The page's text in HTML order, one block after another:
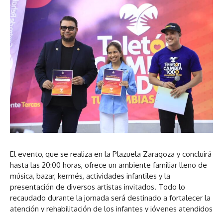
El evento, que se realiza en la Plazuela Zaragoza y concluirá
hasta las 20:00 horas, ofrece un ambiente familiar lleno de
música, bazar, kermés, actividades infantiles y la
presentación de diversos artistas invitados. Todo lo
recaudado durante la jornada será destinado a fortalecer la
atención y rehabilitación de los infantes y jóvenes atendidos